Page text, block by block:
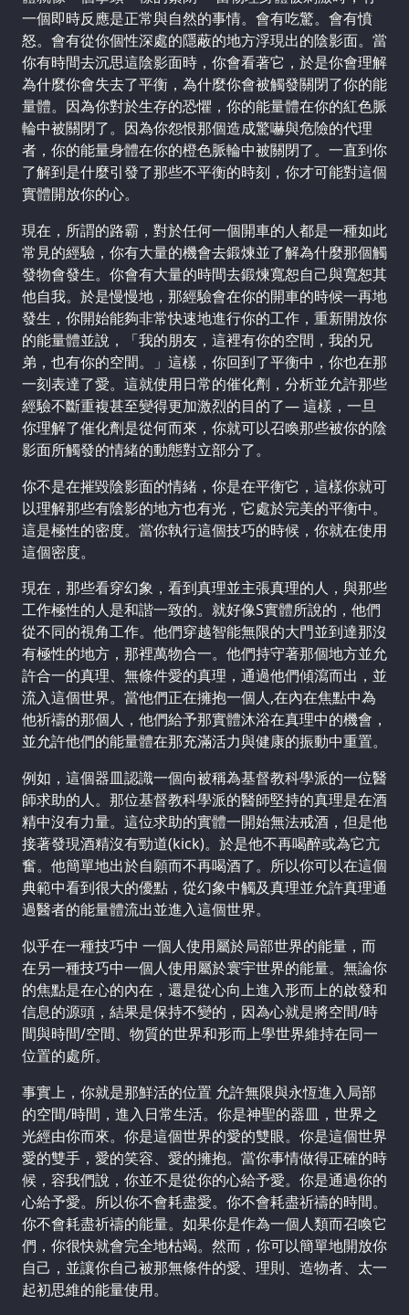
一個即時反應是正常與自然的事情。會有吃驚。會有憤
怒。會有從你個性深處的隱蔽的地方浮現出的陰影面。當
你有時間去沉思這陰影面時，你會看著它，於是你會理解
為什麼你會失去了平衡，為什麼你會被觸發關閉了你的能
量體。因為你對於生存的恐懼，你的能量體在你的紅色脈
輪中被關閉了。因為你怨恨那個造成驚嚇與危險的代理
者，你的能量身體在你的橙色脈輪中被關閉了。一直到你
了解到是什麼引發了那些不平衡的時刻，你才可能對這個
實體開放你的心。
現在，所謂的路霸，對於任何一個開車的人都是一種如此
常見的經驗，你有大量的機會去鍛煉並了解為什麼那個觸
發物會發生。你會有大量的時間去鍛煉寬恕自己與寬恕其
他自我。於是慢慢地，那經驗會在你的開車的時候一再地
發生，你開始能夠非常快速地進行你的工作，重新開放你
的能量體並說，「我的朋友，這裡有你的空間，我的兄
弟，也有你的空間。」這樣，你回到了平衡中，你也在那
一刻表達了愛。這就使用日常的催化劑，分析並允許那些
經驗不斷重複甚至變得更加激烈的目的了— 這樣，一旦
你理解了催化劑是從何而來，你就可以召喚那些被你的陰
影面所觸發的情緒的動態對立部分了。
你不是在摧毀陰影面的情緒，你是在平衡它，這樣你就可
以理解那些有陰影的地方也有光，它處於完美的平衡中。
這是極性的密度。當你執行這個技巧的時候，你就在使用
這個密度。
現在，那些看穿幻象，看到真理並主張真理的人，與那些
工作極性的人是和諧一致的。就好像S實體所說的，他們
從不同的視角工作。他們穿越智能無限的大門並到達那沒
有極性的地方，那裡萬物合一。他們持守著那個地方並允
許合一的真理、無條件愛的真理，通過他們傾瀉而出，並
流入這個世界。當他們正在擁抱一個人,在內在焦點中為
他祈禱的那個人，他們給予那實體沐浴在真理中的機會，
並允許他們的能量體在那充滿活力與健康的振動中重置。
例如，這個器皿認識一個向被稱為基督教科學派的一位醫
師求助的人。那位基督教科學派的醫師堅持的真理是在酒
精中沒有力量。這位求助的實體一開始無法戒酒，但是他
接著發現酒精沒有勁道(kick)。於是他不再喝醉或為它亢
奮。他簡單地出於自願而不再喝酒了。所以你可以在這個
典範中看到很大的優點，從幻象中觸及真理並允許真理通
過醫者的能量體流出並進入這個世界。
似乎在一種技巧中 一個人使用屬於局部世界的能量，而
在另一種技巧中一個人使用屬於寰宇世界的能量。無論你
的焦點是在心的內在，還是從心向上進入形而上的啟發和
信息的源頭，結果是保持不變的，因為心就是將空間/時
間與時間/空間、物質的世界和形而上學世界維持在同一
位置的處所。
事實上，你就是那鮮活的位置 允許無限與永恆進入局部
的空間/時間，進入日常生活。你是神聖的器皿，世界之
光經由你而來。你是這個世界的愛的雙眼。你是這個世界
愛的雙手，愛的笑容、愛的擁抱。當你事情做得正確的時
候，容我們說，你並不是從你的心給予愛。你是通過你的
心給予愛。所以你不會耗盡愛。你不會耗盡祈禱的時間。
你不會耗盡祈禱的能量。如果你是作為一個人類而召喚它
們，你很快就會完全地枯竭。然而，你可以簡單地開放你
自己，並讓你自己被那無條件的愛、理則、造物者、太一
起初思維的能量使用。